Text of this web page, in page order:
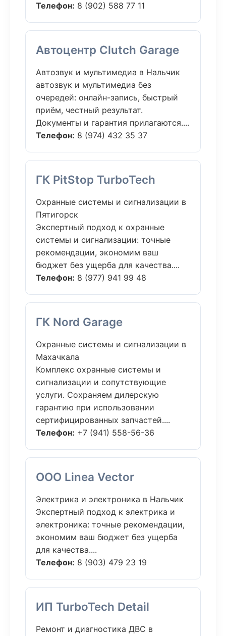
Телефон: 8 (902) 588 77 11
Автоцентр Clutch Garage
Автозвук и мультимедиа в Нальчик
автозвук и мультимедиа без
очередей: онлайн-запись, быстрый
приём, честный результат.
Документы и гарантия прилагаются....
Телефон: 8 (974) 432 35 37
ГК PitStop TurboTech
Охранные системы и сигнализации в
Пятигорск
Экспертный подход к охранные
системы и сигнализации: точные
рекомендации, экономим ваш
бюджет без ущерба для качества....
Телефон: 8 (977) 941 99 48
ГК Nord Garage
Охранные системы и сигнализации в
Махачкала
Комплекс охранные системы и
сигнализации и сопутствующие
услуги. Сохраняем дилерскую
гарантию при использовании
сертифицированных запчастей....
Телефон: +7 (941) 558-56-36
ООО Linea Vector
Электрика и электроника в Нальчик
Экспертный подход к электрика и
электроника: точные рекомендации,
экономим ваш бюджет без ущерба
для качества....
Телефон: 8 (903) 479 23 19
ИП TurboTech Detail
Ремонт и диагностика ДВС в